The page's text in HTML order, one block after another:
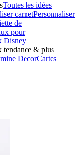
Toutes les idées
carnetPersonnaliser
de
pour
Disney
tendance & plus
DecorCartes